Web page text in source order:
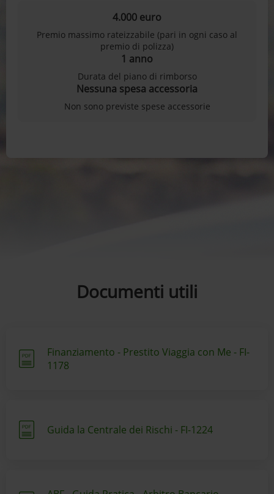
4.000 euro
Premio massimo rateizzabile (pari in ogni caso al
premio di polizza)
1 anno
Durata del piano di rimborso
Nessuna spesa accessoria
Non sono previste spese accessorie
Documenti utili
Finanziamento - Prestito Viaggia con Me - FI-
1178
Guida la Centrale dei Rischi - FI-1224